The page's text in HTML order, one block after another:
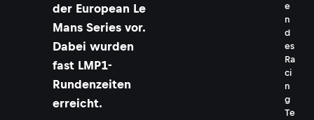
der European Le
Mans Series vor.
Dabei wurden
fast LMP1-
Rundenzeiten
erreicht.
e
n
d
es
Ra
ci
n
g
Te